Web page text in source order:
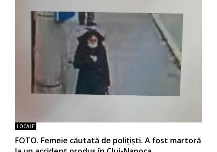
LOCALE
FOTO. Femeie căutată de polițiști. A fost martoră